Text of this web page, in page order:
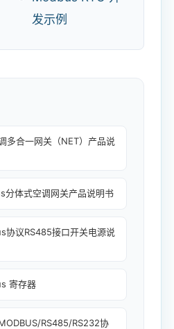
发示例
多合一网关（NET）产品说
分体式空调网关产品说明书
协议RS485接口开关电源说
寄存器
RS485/RS232协